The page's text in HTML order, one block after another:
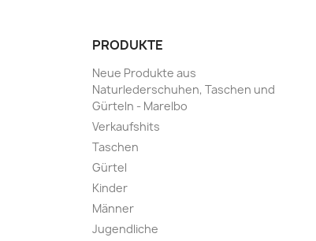
PRODUKTE
Neue Produkte aus
Naturlederschuhen, Taschen und
Gürteln - Marelbo
Verkaufshits
Taschen
Gürtel
Kinder
Männer
Jugendliche